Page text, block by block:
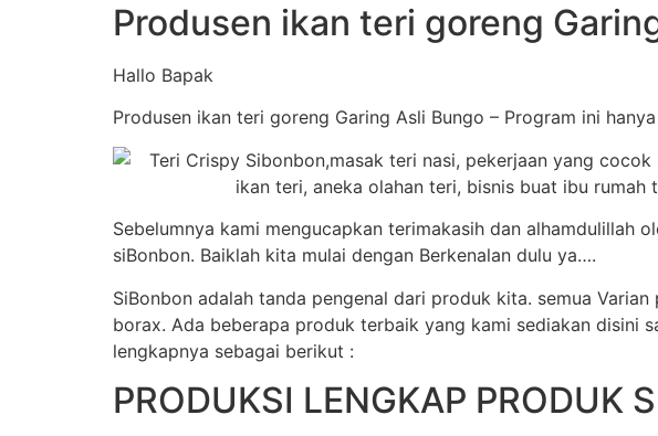
Produsen ikan teri goreng
Hallo Bapak
Produsen ikan teri goreng Garing Asli Bungo – Program ini
Sebelumnya kami mengucapkan terimakasih dan alhamdulillah
siBonbon. Baiklah kita mulai dengan Berkenalan dulu ya….
SiBonbon adalah tanda pengenal dari produk kita. semua
borax. Ada beberapa produk terbaik yang kami sediakan disini
lengkapnya sebagai berikut :
PRODUKSI LENGKAP PRODUK